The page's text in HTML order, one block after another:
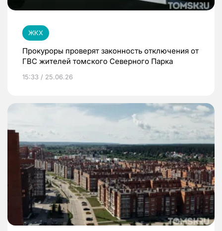
ЖКХ
Прокуроры проверят законность отключения от
ГВС жителей томского Северного Парка
15:33 / 25.06.26